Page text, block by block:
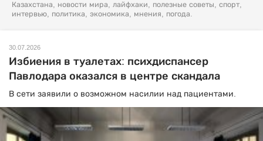
Казахстана, новости мира, лайфхаки, полезные советы, спорт,
интервью, политика, экономика, мнения, погода.
30.07.2026
Избиения в туалетах: психдиспансер
Павлодара оказался в центре скандала
В сети заявили о возможном насилии над пациентами.